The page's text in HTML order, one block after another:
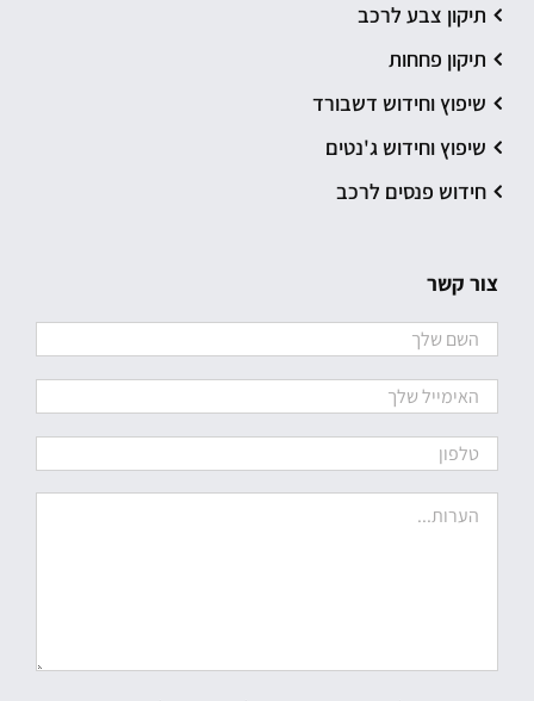
תיקון צבע לרכב
תיקון פחחות
שיפוץ וחידוש דשבורד
שיפוץ וחידוש ג'נטים
חידוש פנסים לרכב
צור קשר